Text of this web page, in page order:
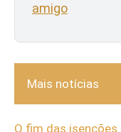
amigo
Mais notícias
O fim das